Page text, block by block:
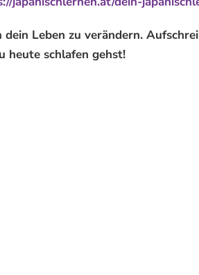
dein Leben zu verändern.
heute schlafen gehst!